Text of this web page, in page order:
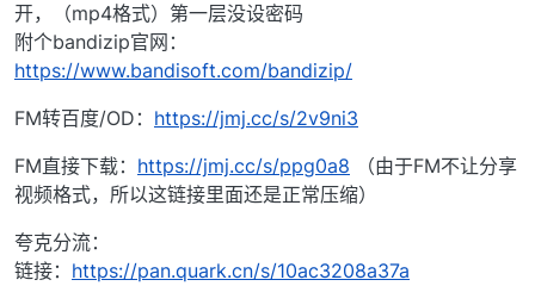
开，（mp4格式）第一层没设密码
附个bandizip官网：
https://www.bandisoft.com/bandizip/
FM转百度/OD： https://jmj.cc/s/2v9ni3
FM直接下载： https://jmj.cc/s/ppg0a8 （由于FM不让分享
视频格式，所以这链接里面还是正常压缩）
夸克分流：
链接： https://pan.quark.cn/s/10ac3208a37a